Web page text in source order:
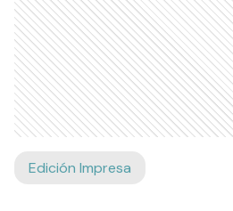
Edición Impresa